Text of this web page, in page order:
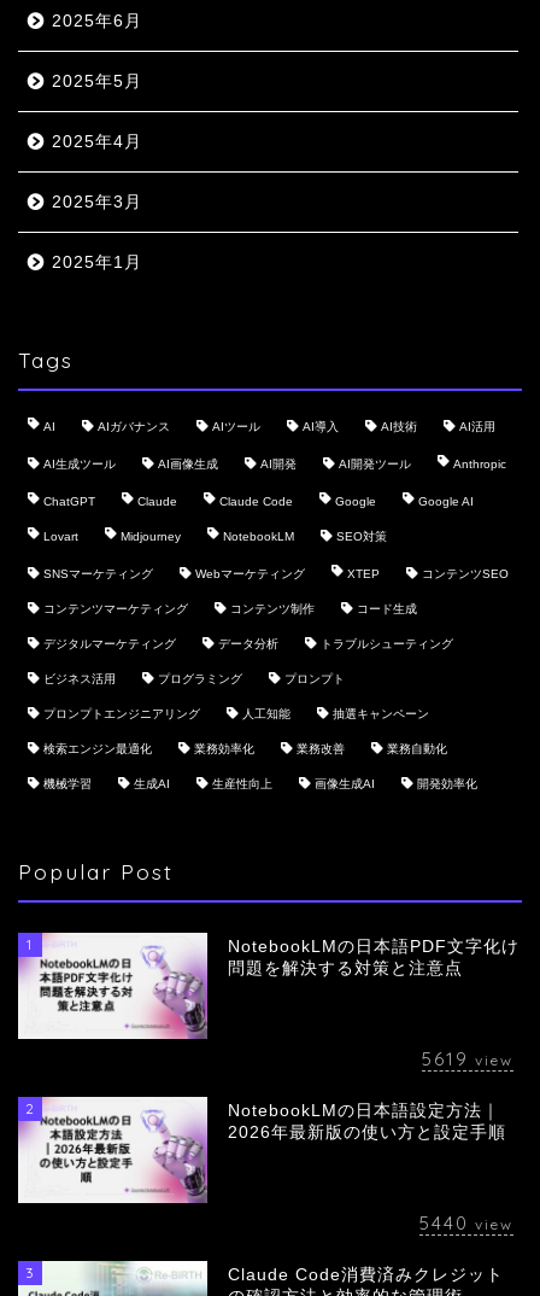
2025年6月
2025年5月
2025年4月
2025年3月
2025年1月
Tags
AI AIガバナンス AIツール AI導入 AI技術 AI活用
AI生成ツール AI画像生成 AI開発 AI開発ツール Anthropic
ChatGPT Claude Claude Code Google Google AI
Lovart Midjourney NotebookLM SEO対策
SNSマーケティング Webマーケティング XTEP コンテンツSEO
コンテンツマーケティング コンテンツ制作 コード生成
デジタルマーケティング データ分析 トラブルシューティング
ビジネス活用 プログラミング プロンプト
プロンプトエンジニアリング 人工知能 抽選キャンペーン
検索エンジン最適化 業務効率化 業務改善 業務自動化
機械学習 生成AI 生産性向上 画像生成AI 開発効率化
Popular Post
1
NotebookLMの日本語PDF文字化け
問題を解決する対策と注意点
5619 view
2
NotebookLMの日本語設定方法｜
2026年最新版の使い方と設定手順
5440 view
3
Claude Code消費済みクレジット
会社概要
採用情報